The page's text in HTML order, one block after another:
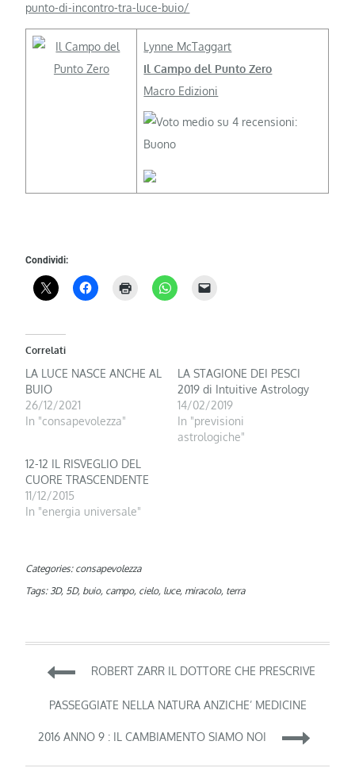
punto-di-incontro-tra-luce-buio/
Lynne McTaggart
Il Campo del Punto Zero
Macro Edizioni
Condividi:
Correlati
LA LUCE NASCE ANCHE AL
BUIO
26/12/2021
In "consapevolezza"
LA STAGIONE DEI PESCI
2019 di Intuitive Astrology
14/02/2019
In "previsioni
astrologiche"
12-12 IL RISVEGLIO DEL
CUORE TRASCENDENTE
11/12/2015
In "energia universale"
Categories: consapevolezza
Tags: 3D, 5D, buio, campo, cielo, luce, miracolo, terra
Navigazione
articoli
ROBERT ZARR IL DOTTORE CHE PRESCRIVE
PASSEGGIATE NELLA NATURA ANZICHE’ MEDICINE
2016 ANNO 9 : IL CAMBIAMENTO SIAMO NOI